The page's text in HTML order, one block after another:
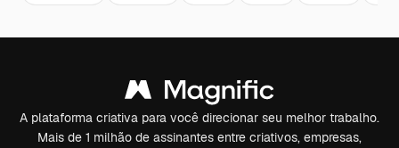
A plataforma criativa para você direcionar seu melhor trabalho.
Mais de 1 milhão de assinantes entre criativos, empresas,